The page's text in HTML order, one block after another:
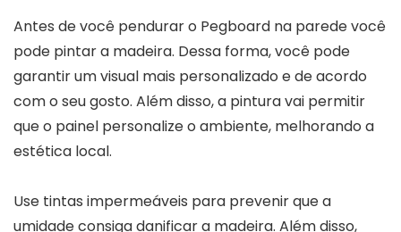
Antes de você pendurar o Pegboard na parede você
pode pintar a madeira. Dessa forma, você pode
garantir um visual mais personalizado e de acordo
com o seu gosto. Além disso, a pintura vai permitir
que o painel personalize o ambiente, melhorando a
estética local.
Use tintas impermeáveis para prevenir que a
umidade consiga danificar a madeira. Além disso,